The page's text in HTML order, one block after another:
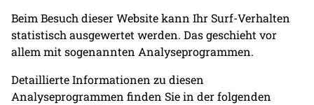
Beim Besuch dieser Website kann Ihr Surf-Verhalten
statistisch ausgewertet werden. Das geschieht vor
allem mit sogenannten Analyseprogrammen.
Detaillierte Informationen zu diesen
Analyseprogrammen finden Sie in der folgenden